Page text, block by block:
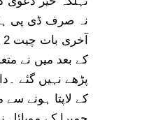
نہ صرف ڈی پی
کے بعد میں نے
پڑھے نہیں گئے
کے لاپتا ہونے